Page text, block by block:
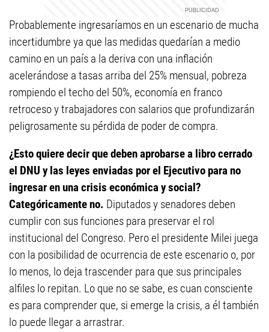
Probablemente ingresaríamos en un escenario de mucha
incertidumbre ya que las medidas quedarían a medio
camino en un país a la deriva con una inflación
acelerándose a tasas arriba del 25% mensual, pobreza
rompiendo el techo del 50%, economía en franco
retroceso y trabajadores con salarios que profundizarán
peligrosamente su pérdida de poder de compra.
¿Esto quiere decir que deben aprobarse a libro cerrado
el DNU y las leyes enviadas por el Ejecutivo para no
ingresar en una crisis económica y social?
Categóricamente no. Diputados y senadores deben
cumplir con sus funciones para preservar el rol
institucional del Congreso. Pero el presidente Milei juega
con la posibilidad de ocurrencia de este escenario o, por
lo menos, lo deja trascender para que sus principales
alfiles lo repitan. Lo que no se sabe, es cuan consciente
es para comprender que, si emerge la crisis, a él también
lo puede llegar a arrastrar.